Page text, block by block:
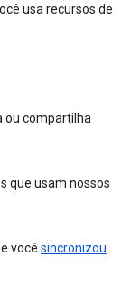
usa recursos de
ou compartilha
que usam nossos
você sincronizou